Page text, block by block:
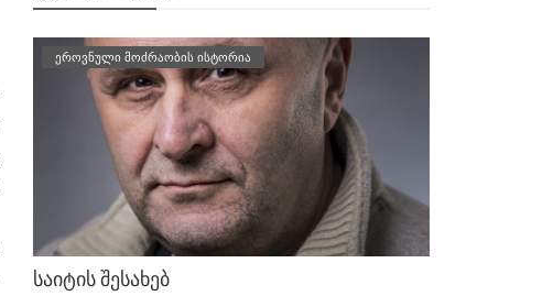
ეროვნული მოძრაობის ისტორია
საიტის შესახებ